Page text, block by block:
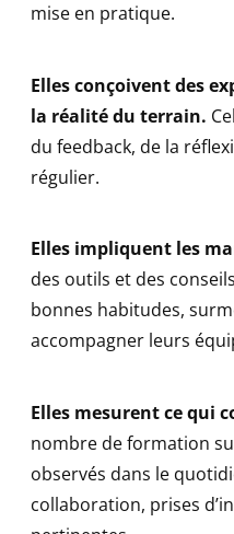
mise en pratique.
Elles conçoivent des
la réalité du terrain.
du feedback, de la
régulier.
Elles impliquent les
des outils et des
bonnes habitudes,
accompagner leurs
Elles mesurent ce qui
nombre de formation
observés dans le
collaboration, prises